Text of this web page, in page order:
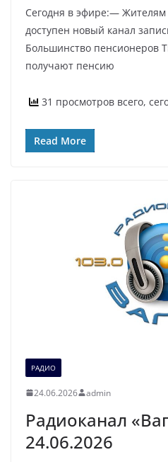
Сегодня в эфире:— Жителям
доступен новый канал
Большинство пенсионеров
получают пенсию
31 просмотров всего,
Read More
РАДИО
24.06.2026 admin
Радиоканал
24.06.2026